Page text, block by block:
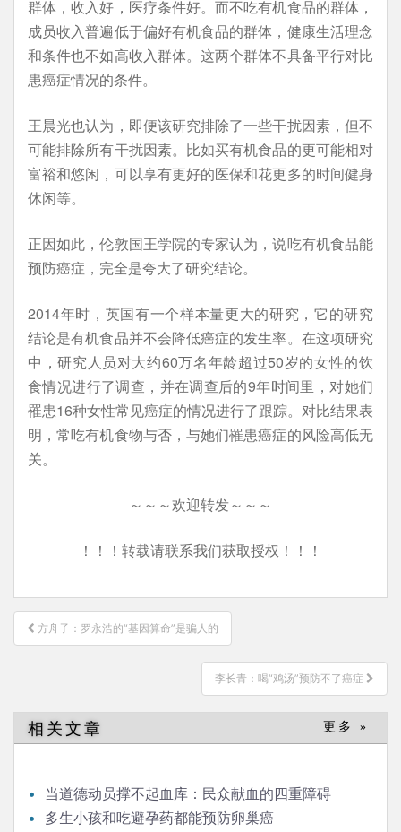
群体，收入好，医疗条件好。而不吃有机食品的群体，
成员收入普遍低于偏好有机食品的群体，健康生活理念
和条件也不如高收入群体。这两个群体不具备平行对比
患癌症情况的条件。
王晨光也认为，即便该研究排除了一些干扰因素，但不
可能排除所有干扰因素。比如买有机食品的更可能相对
富裕和悠闲，可以享有更好的医保和花更多的时间健身
休闲等。
正因如此，伦敦国王学院的专家认为，说吃有机食品能
预防癌症，完全是夸大了研究结论。
2014年时，英国有一个样本量更大的研究，它的研究
结论是有机食品并不会降低癌症的发生率。在这项研究
中，研究人员对大约60万名年龄超过50岁的女性的饮
食情况进行了调查，并在调查后的9年时间里，对她们
罹患16种女性常见癌症的情况进行了跟踪。对比结果表
明，常吃有机食物与否，与她们罹患癌症的风险高低无
关。
～～～欢迎转发～～～
！！！转载请联系我们获取授权！！！
文
章
方舟子：罗永浩的“基因算命”是骗人的
李长青：喝“鸡汤”预防不了癌症
相关文章 更多 »
当道德动员撑不起血库：民众献血的四重障碍
多生小孩和吃避孕药都能预防卵巢癌